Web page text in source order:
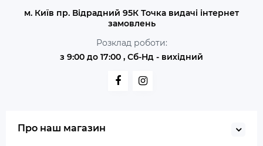
м. Київ пр. Відрадний 95К Точка видачі інтернет
замовлень
Розклад роботи:
з 9:00 до 17:00 , Сб-Нд - вихідний
Про наш магазин